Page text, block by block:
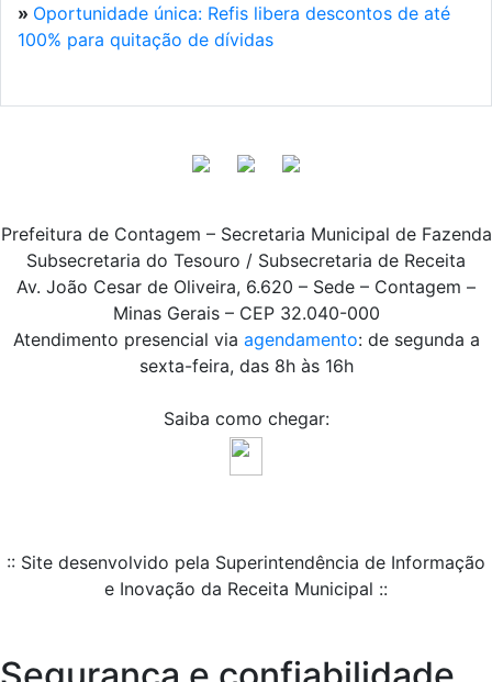
» Oportunidade única: Refis libera descontos de até
100% para quitação de dívidas
Prefeitura de Contagem – Secretaria Municipal de Fazenda
Subsecretaria do Tesouro / Subsecretaria de Receita
Av. João Cesar de Oliveira, 6.620 – Sede – Contagem –
Minas Gerais – CEP 32.040-000
Atendimento presencial via agendamento: de segunda a
sexta-feira, das 8h às 16h
Saiba como chegar:
:: Site desenvolvido pela Superintendência de Informação
e Inovação da Receita Municipal ::